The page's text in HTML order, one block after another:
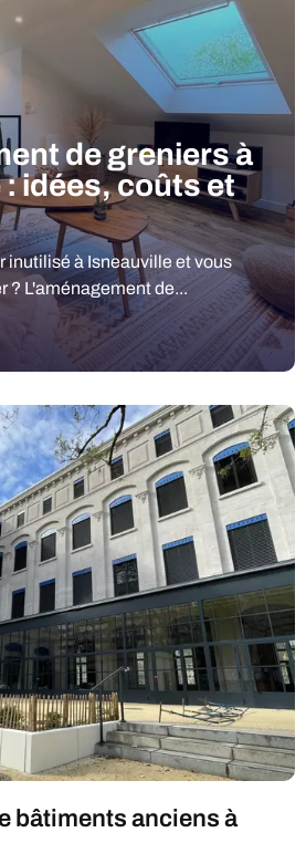
de greniers à
idées, coûts et
inutilisé à Isneauville et vous
? L'aménagement de...
bâtiments anciens à